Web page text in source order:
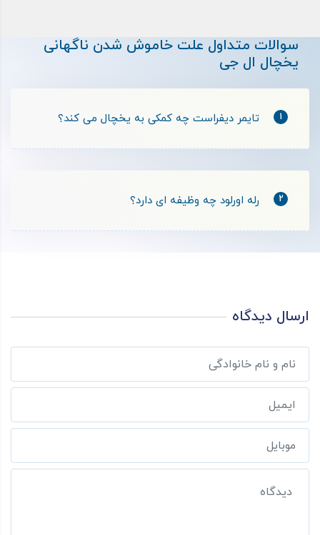
سوالات متداول علت خاموش شدن ناگهانی
یخچال ال جی
1 تایمر دیفراست چه کمکی به یخچال می کند؟
2 رله اورلود چه وظیفه ای دارد؟
ارسال دیدگاه